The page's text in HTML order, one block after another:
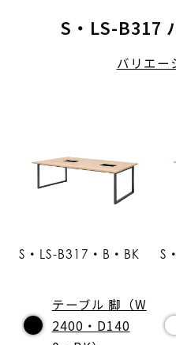
S・LS-B317
バリエー
S・LS-B317・B・BK
テーブル 脚（W
2400・D140
S